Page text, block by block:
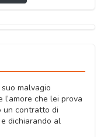
malvagio
che lei prova
un contratto di
dichiarando al